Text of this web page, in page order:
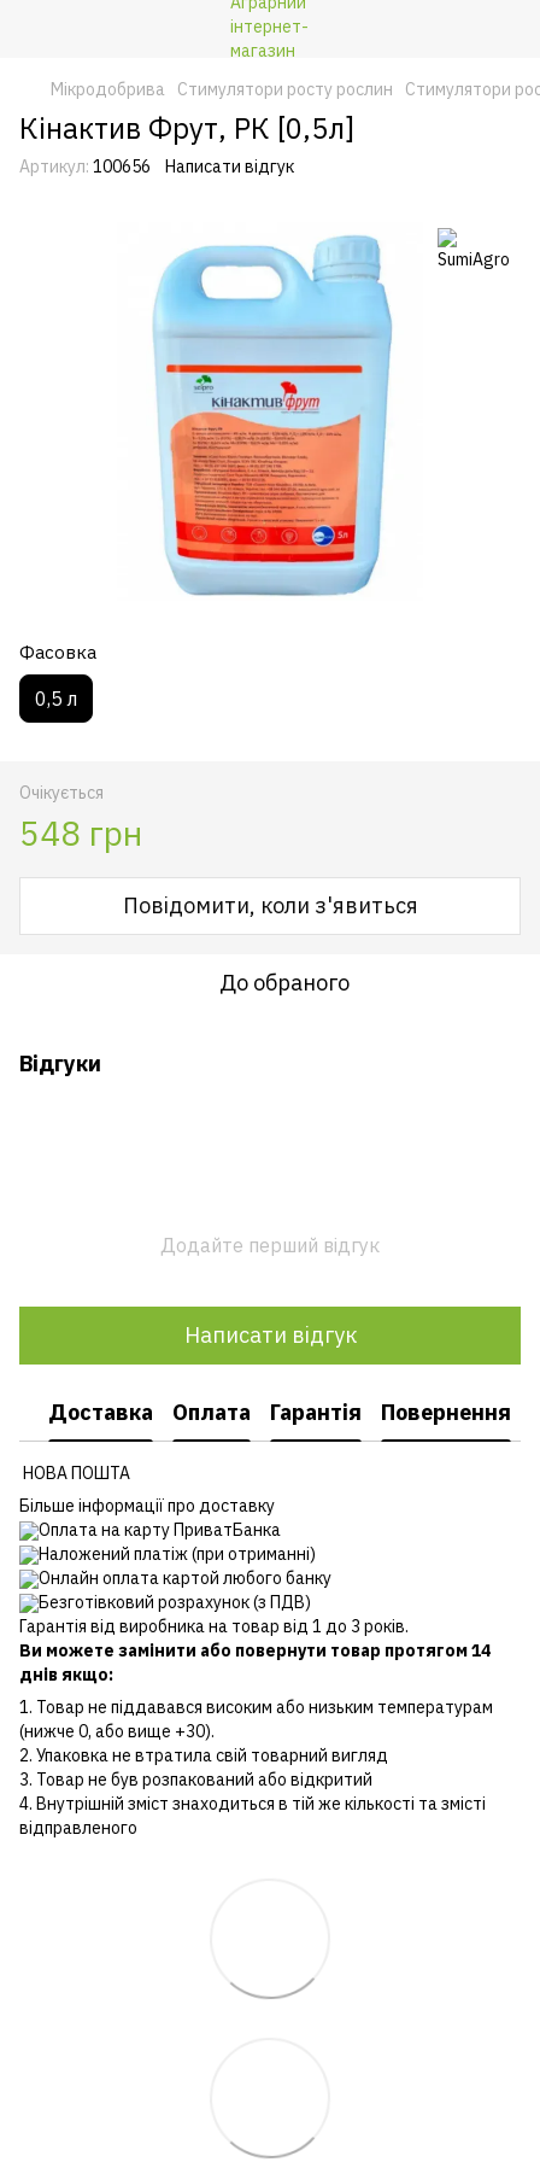
Мікродобрива Стимулятори росту рослин Стимулятори
Кінактив Фрут, РК [0,5л]
Артикул: 100656 Написати відгук
Фасовка
0,5 л
Очікується
548 грн
Повідомити, коли з'явиться
До обраного
Відгуки
Додайте перший відгук
Написати відгук
Доставка Оплата Гарантія Повернення
НОВА ПОШТА
Більше інформації про доставку
Оплата на карту ПриватБанка
Наложений платіж (при отриманні)
Онлайн оплата картой любого банку
Безготівковий розрахунок (з ПДВ)
Гарантія від виробника на товар від 1 до 3 років.
Ви можете замінити або повернути товар протягом 14
днів якщо:
1. Товар не піддавався високим або низьким температурам
(нижче 0, або вище +30).
2. Упаковка не втратила свій товарний вигляд
3. Товар не був розпакований або відкритий
4. Внутрішній зміст знаходиться в тій же кількості та змісті
відправленого